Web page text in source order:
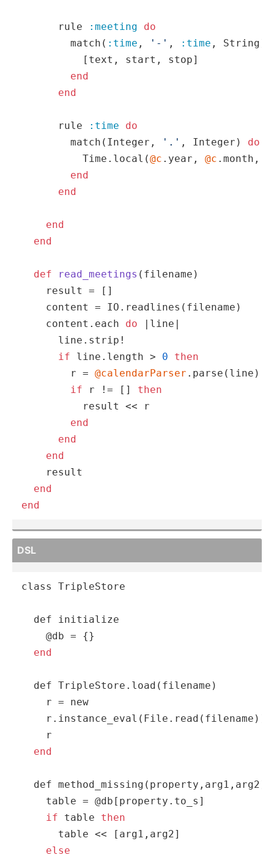
rule :meeting
do
match( :time , '-' , :time , String)
[text, start, stop]
end
end
rule :time
do
match(Integer,
'.' , Integer) do
Time.local(@c .year, @c .month,
end
end
end
end
def read_meetings (filename)
result = []
content = IO.readlines(filename)
content.each do
|line|
line.strip!
if line.length > 0
then
r = @calendarParser .parse(line)
if r != [] then
result << r
end
end
end
result
end
end
DSL
class TripleStore
def initialize
@db = {}
end
def TripleStore. load (filename)
r = new
r.instance_eval(File. read (filename))
r
end
def method_missing(property,arg1,arg2)
table = @db[property.to_s]
if
table
then
table << [arg1,arg2]
else